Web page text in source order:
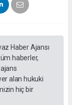
Haber Ajansı
haberler,
alan hukuki
hiç bir